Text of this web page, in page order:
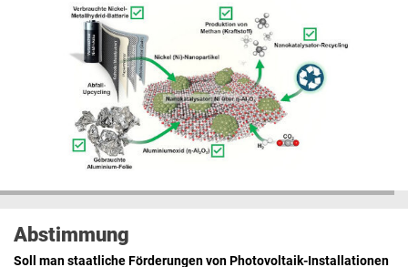
Abstimmung
Soll man staatliche Förderungen von Photovoltaik-Installationen